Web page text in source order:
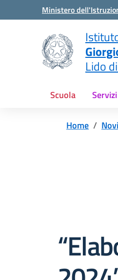
Vai ai contenuti
Vai al menu di navigazione
Ministero
Lido
Scuola Servizi
Home